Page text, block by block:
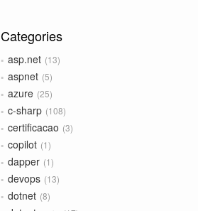
Categories
asp.net 13
aspnet 5
azure 25
c-sharp 108
certificacao 3
copilot 1
dapper 1
devops 13
dotnet 8